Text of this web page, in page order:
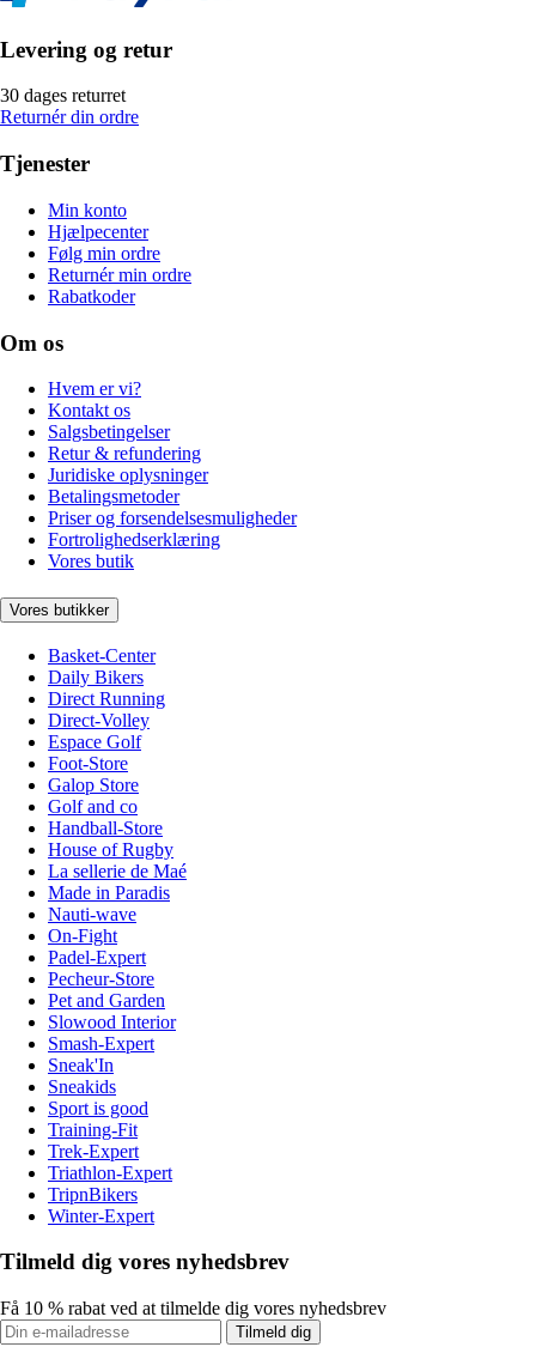
Levering og retur
30 dages returret
Returnér din ordre
Tjenester
Min konto
Hjælpecenter
Følg min ordre
Returnér min ordre
Rabatkoder
Om os
Hvem er vi?
Kontakt os
Salgsbetingelser
Retur & refundering
Juridiske oplysninger
Betalingsmetoder
Priser og forsendelsesmuligheder
Fortrolighedserklæring
Vores butik
Vores butikker
Basket-Center
Daily Bikers
Direct Running
Direct-Volley
Espace Golf
Foot-Store
Galop Store
Golf and co
Handball-Store
House of Rugby
La sellerie de Maé
Made in Paradis
Nauti-wave
On-Fight
Padel-Expert
Pecheur-Store
Pet and Garden
Slowood Interior
Smash-Expert
Sneak'In
Sneakids
Sport is good
Training-Fit
Trek-Expert
Triathlon-Expert
TripnBikers
Winter-Expert
Tilmeld dig vores nyhedsbrev
Få 10 % rabat ved at tilmelde dig vores nyhedsbrev
Tilmeld dig